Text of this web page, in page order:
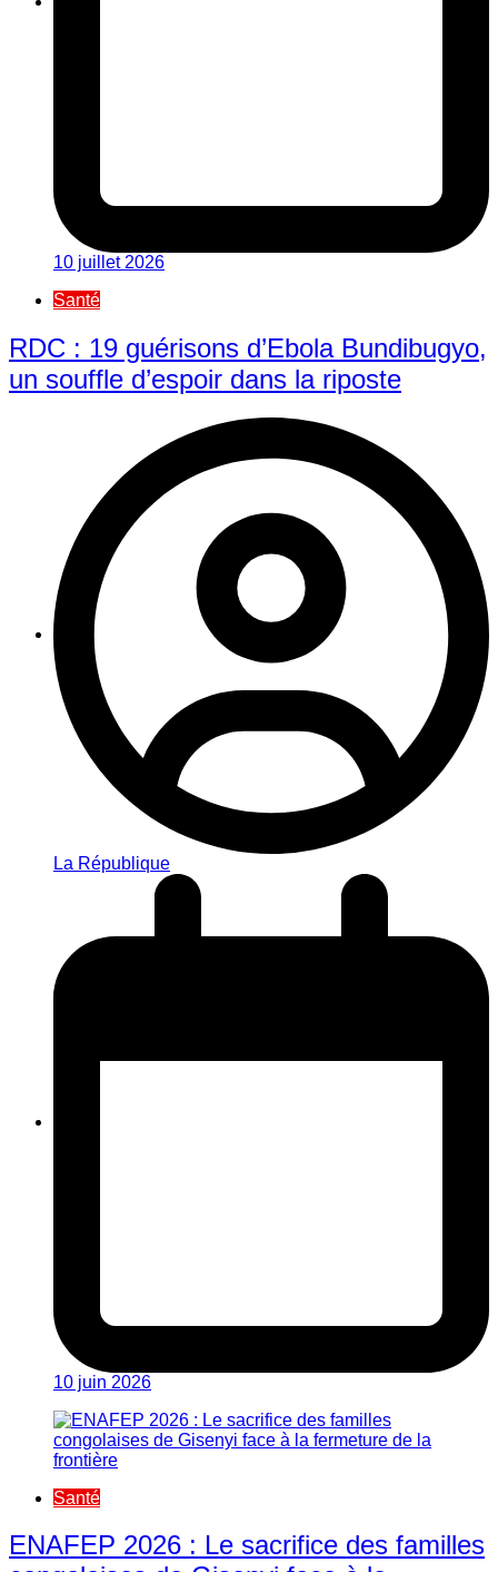
10 juillet 2026
Santé
RDC : 19 guérisons d’Ebola Bundibugyo,
un souffle d’espoir dans la riposte
La République
10 juin 2026
Santé
ENAFEP 2026 : Le sacrifice des familles